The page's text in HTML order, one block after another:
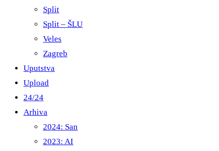
Split
Split – ŠLU
Veles
Zagreb
Uputstva
Upload
24/24
Arhiva
2024: San
2023: AI